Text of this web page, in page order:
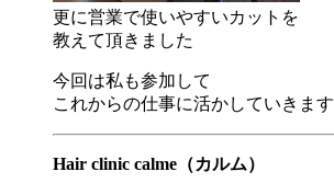
更に営業で使いやすいカットを
教えて頂きました
今回は私も参加して
これからの仕事に活かしていきます
Hair clinic calme（カルム）